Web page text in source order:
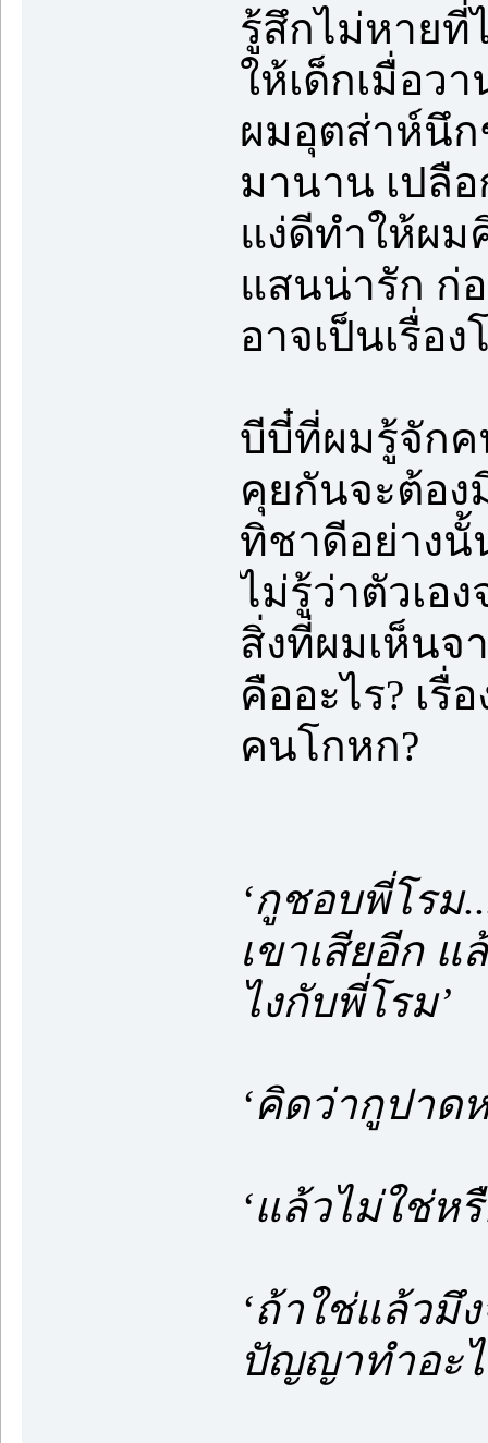
รู้สึกไม่หายที่
ให้เด็กเมื่อว
ผมอุตส่าห์นึ
มานาน เปลื
แง่ดีทำให้ผม
แสนน่ารัก ก่
อาจเป็นเรื่อ
บีบี๋ที่ผมรู้จักค
คุยกันจะต้อง
ทิชาดีอย่างนั้
ไม่รู้ว่าตัวเอ
สิ่งที่ผมเห็นจ
คืออะไร? เ
คนโกหก?
‘กูชอบพี่โรม
เขาเสียอีก
ไงกับพี่โรม’
‘คิดว่ากูปาด
‘แล้วไม่ใช่หรื
‘ถ้าใช่แล้วมึ
ปัญญาทำอะไ